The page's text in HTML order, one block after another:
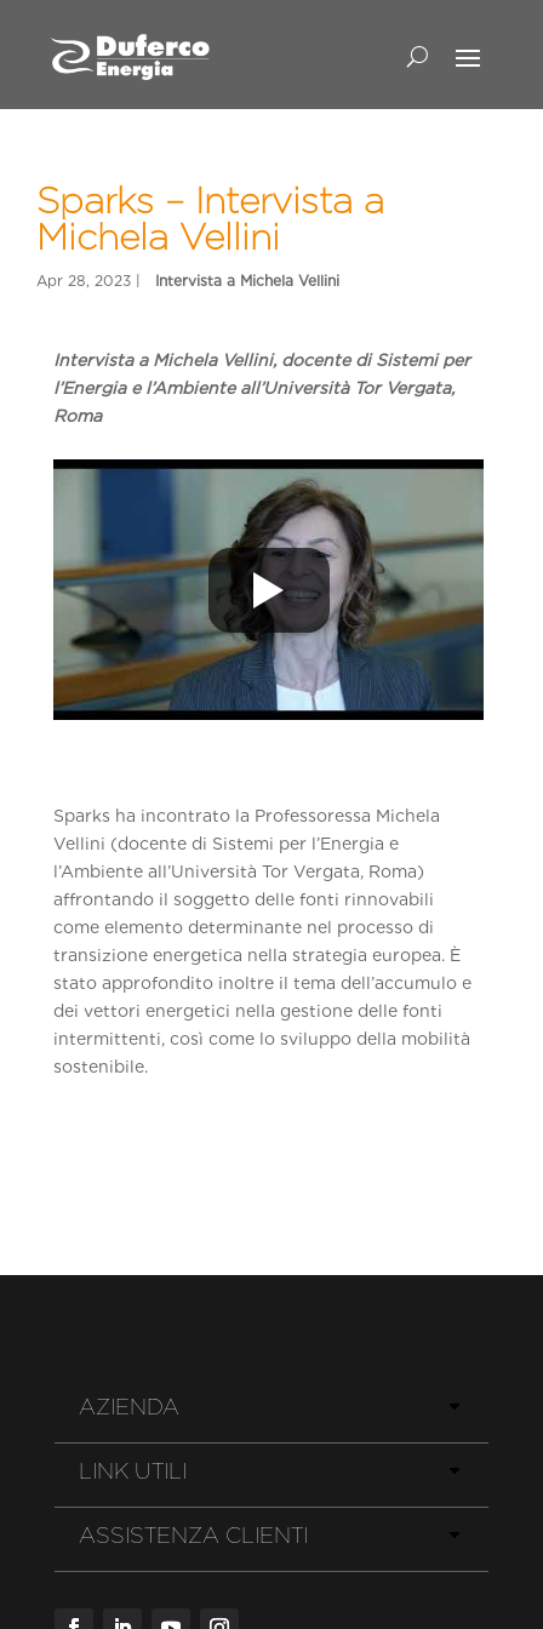
Sparks – Intervista a
Michela Vellini
Intervista a Michela Vellini, docente di Sistemi per
l’Energia e l’Ambiente all’Università Tor Vergata,
Roma
Sparks ha incontrato la Professoressa Michela
Vellini (docente di Sistemi per l’Energia e
l’Ambiente all’Università Tor Vergata, Roma)
affrontando il soggetto delle fonti rinnovabili
come elemento determinante nel processo di
transizione energetica nella strategia europea. È
stato approfondito inoltre il tema dell’accumulo e
dei vettori energetici nella gestione delle fonti
intermittenti, così come lo sviluppo della mobilità
sostenibile.
AZIENDA
LINK UTILI
ASSISTENZA CLIENTI